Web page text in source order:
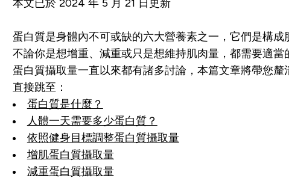
本文已於 2024 年 5 月 21 日更新
蛋白質是身體內不可或缺的六大營養素之一，它們是構成
不論你是想增重、減重或只是想維持肌肉量，都需要適
蛋白質攝取量一直以來都有諸多討論，本篇文章將帶您
直接跳至：
蛋白質是什麼？
人體一天需要多少蛋白質？
依照健身目標調整蛋白質攝取量
增肌蛋白質攝取量
減重蛋白質攝取量